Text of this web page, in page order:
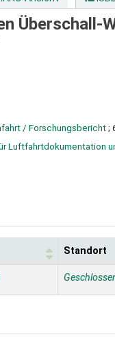
Überschall-
/ Forschungsbericht;
Luftfahrtdokumentation
Standort